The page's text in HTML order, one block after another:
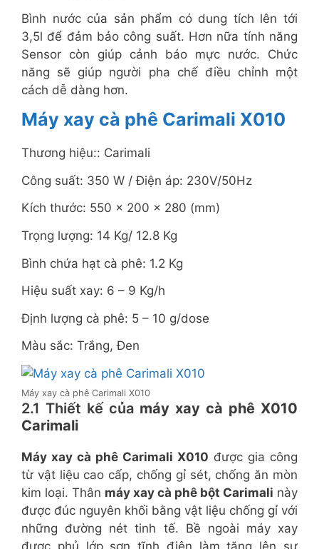
Bình nước của sản phẩm có dung tích lên tới
3,5l để đảm bảo công suất. Hơn nữa tính năng
Sensor còn giúp cảnh báo mực nước. Chức
năng sẽ giúp người pha chế điều chỉnh một
cách dễ dàng hơn.
Máy xay cà phê Carimali X010
Thương hiệu:: Carimali
Công suất: 350 W / Điện áp: 230V/50Hz
Kích thước: 550 x 200 x 280 (mm)
Trọng lượng: 14 Kg/ 12.8 Kg
Bình chứa hạt cà phê: 1.2 Kg
Hiệu suất xay: 6 – 9 Kg/h
Định lượng cà phê: 5 – 10 g/dose
Màu sắc: Trắng, Đen
Máy xay cà phê Carimali X010
2.1 Thiết kế của máy xay cà phê X010
Carimali
Máy xay cà phê Carimali X010 được gia công
từ vật liệu cao cấp, chống gỉ sét, chống ăn mòn
kim loại. Thân máy xay cà phê bột Carimali này
được đúc nguyên khối bằng vật liệu chống gỉ với
những đường nét tinh tế. Bề ngoài máy xay
được phủ lớp sơn tĩnh điện làm tăng lên sự